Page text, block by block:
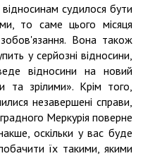
судилося бути
то саме цього місяця
Вона також
у серйозні відносини,
відносини на новий
та зрілими». Крім того,
незавершені справи,
Меркурія поверне
оскільки у вас буде
їх такими, якими